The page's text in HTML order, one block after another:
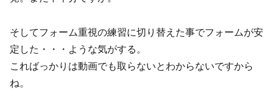
そしてフォーム重視の練習に切り替えた事でフォームが安
定した・・・ような気がする。
こればっかりは動画でも取らないとわからないですから
ね。